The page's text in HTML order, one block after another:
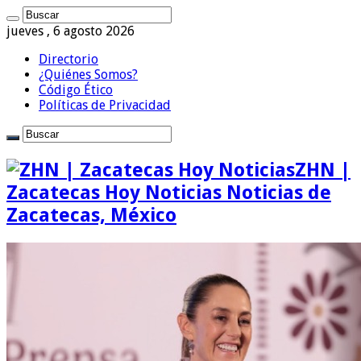
jueves , 6 agosto 2026
Directorio
¿Quiénes Somos?
Código Ético
Políticas de Privacidad
ZHN |
Zacatecas Hoy Noticias Noticias de
Zacatecas, México